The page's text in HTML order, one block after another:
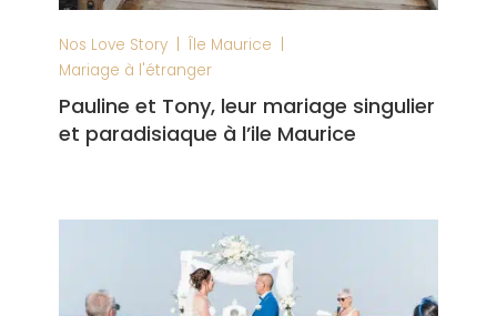
Nos Love Story Île Maurice
Mariage à l'étranger
Pauline et Tony, leur mariage singulier
et paradisiaque à l’ile Maurice